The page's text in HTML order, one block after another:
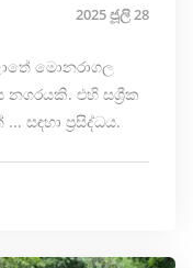
2025 ජූලි 28
මොනරාගල
නගරයකි. එහි සශ්‍රීක
සඳහා ප්‍රසිද්ධය.